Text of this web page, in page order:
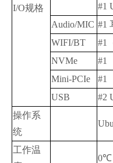
I/O规格
#1
Audio/MIC #1
WIFI/BT
#1
NVMe
#1
Mini-PCIe
#1
USB
#2
操作系
统
工作温
0℃